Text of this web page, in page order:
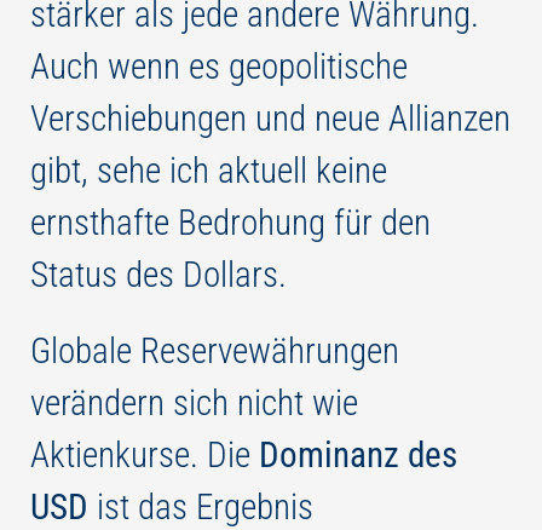
stärker als jede andere Währung.
Auch wenn es geopolitische
Verschiebungen und neue Allianzen
gibt, sehe ich aktuell keine
ernsthafte Bedrohung für den
Status des Dollars.
Globale Reservewährungen
verändern sich nicht wie
Aktienkurse. Die Dominanz des
USD ist das Ergebnis